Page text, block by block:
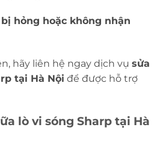
hỏng hoặc không nhận
hãy liên hệ ngay dịch vụ sửa
tại Hà Nội để được hỗ trợ
lò vi sóng Sharp tại Hà